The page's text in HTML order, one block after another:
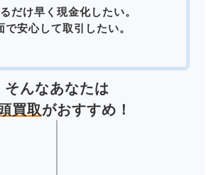
だけ早く現金化したい。
で安心して取引したい。
そんなあなたは
買取がおすすめ！